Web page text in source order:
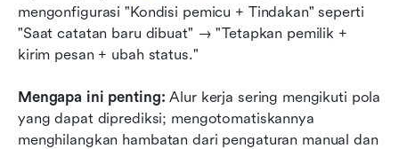
mengonfigurasi "Kondisi pemicu + Tindakan" seperti
"Saat catatan baru dibuat" → "Tetapkan pemilik +
kirim pesan + ubah status."
Mengapa ini penting: Alur kerja sering mengikuti pola
yang dapat diprediksi; mengotomatiskannya
menghilangkan hambatan dari pengaturan manual dan